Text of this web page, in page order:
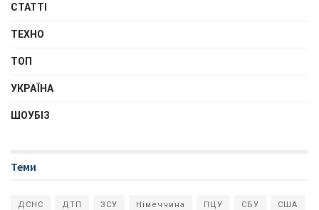
СТАТТІ
ТЕХНО
ТОП
УКРАЇНА
ШОУБІЗ
Теми
ДСНС ДТП ЗСУ Німеччина ПЦУ СБУ США